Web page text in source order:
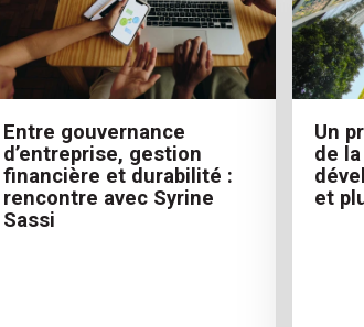
Entre gouvernance
d’entreprise, gestion
financière et durabilité :
rencontre avec Syrine
Sassi
Un
de
et